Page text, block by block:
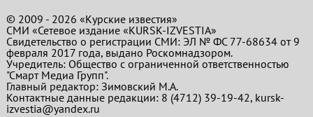
© 2009 - 2026 «Курские известия»
СМИ «Сетевое издание «KURSK-IZVESTIA»
Свидетельство о регистрации СМИ: ЭЛ № ФС 77-68634 от 9
февраля 2017 года, выдано Роскомнадзором.
Учредитель: Общество с ограниченной ответственностью
"Смарт Медиа Групп".
Главный редактор:Зимовский М.А.
Контактные данные редакции: 8 (4712) 39-19-42, kursk-
izvestia@yandex.ru